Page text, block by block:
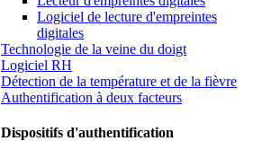
Logiciel de lecture d'empreintes
digitales
Technologie de la veine du doigt
Logiciel RH
Détection de la température et de la fièvre
Authentification à deux facteurs
Dispositifs d'authentification